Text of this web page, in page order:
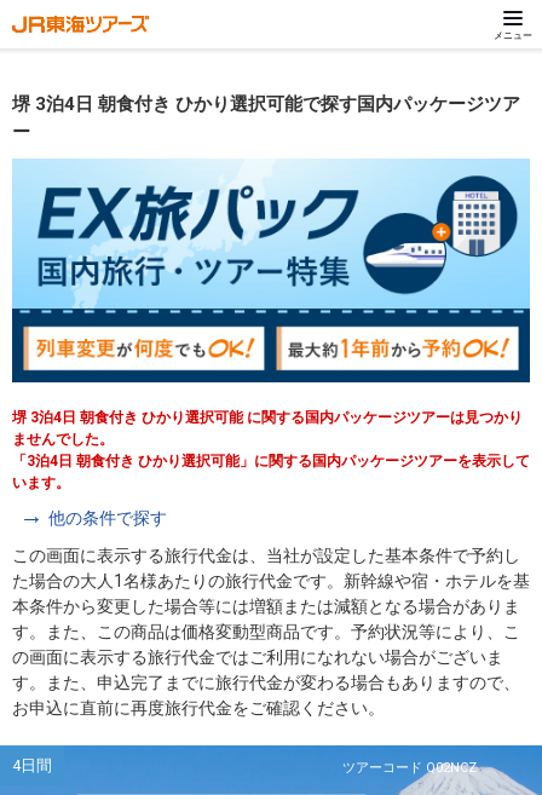
メニュー
堺 3泊4日 朝食付き ひかり選択可能で探す国内パッケージツア
ー
堺 3泊4日 朝食付き ひかり選択可能 に関する国内パッケージツアーは見つかり
ませんでした。
「3泊4日 朝食付き ひかり選択可能」に関する国内パッケージツアーを表示して
います。
他の条件で探す
この画面に表示する旅行代金は、当社が設定した基本条件で予約し
た場合の大人1名様あたりの旅行代金です。新幹線や宿・ホテルを基
本条件から変更した場合等には増額または減額となる場合がありま
す。また、この商品は価格変動型商品です。予約状況等により、こ
の画面に表示する旅行代金ではご利用になれない場合がございま
す。また、申込完了までに旅行代金が変わる場合もありますので、
お申込に直前に再度旅行代金をご確認ください。
ツアーコード Q02NCZ
4日間